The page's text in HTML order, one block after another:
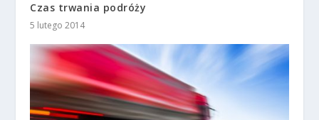
Czas trwania podróży
5 lutego 2014